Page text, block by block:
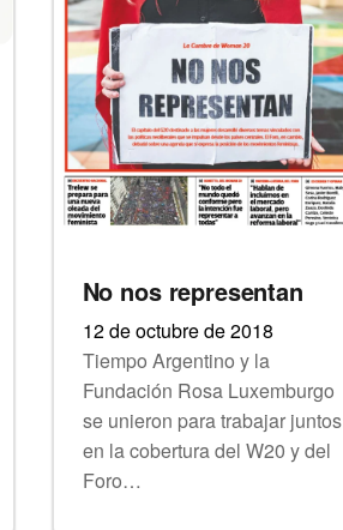
No nos representan
12 de octubre de 2018
Tiempo Argentino y la
Fundación Rosa Luxemburgo
se unieron para trabajar juntos
en la cobertura del W20 y del
Foro…